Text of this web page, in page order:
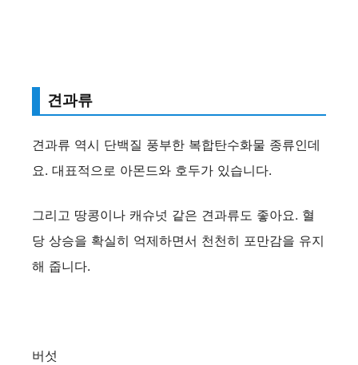
견과류
견과류 역시 단백질 풍부한 복합탄수화물 종류인데
요. 대표적으로 아몬드와 호두가 있습니다.
그리고 땅콩이나 캐슈넛 같은 견과류도 좋아요. 혈
당 상승을 확실히 억제하면서 천천히 포만감을 유지
해 줍니다.
버섯